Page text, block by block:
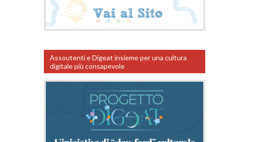
Assoutenti e Digeat insieme per una cultura
digitale più consapevole